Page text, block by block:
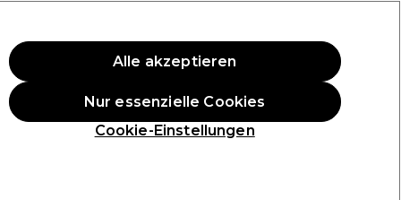
Anmelden
Die Professional Preise Vegane Produkte
Gratis Lieferung ab 40 €
Cookie-Einstellungen
Nur essenzielle Cookies
Alle akzeptieren